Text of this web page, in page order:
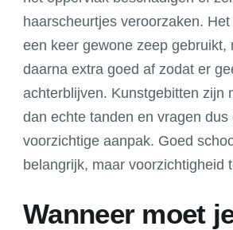
haarscheurtjes veroorzaken.
een keer gewone zeep gebruikt,
daarna extra goed af zodat er
achterblijven. Kunstgebitten zijn
dan echte tanden en vragen dus
voorzichtige aanpak. Goed
belangrijk, maar voorzichtigheid
Wanneer moet